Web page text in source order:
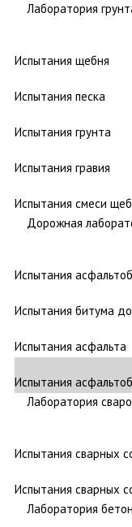
Лаборатория
Испытания щебня
Испытания песка
Испытания грунта
Испытания гравия
Испытания смеси
Дорожная
Испытания
Испытания битума
Испытания асфальта
Испытания
Лаборатория
Испытания сварных
Испытания сварных
Лаборатория